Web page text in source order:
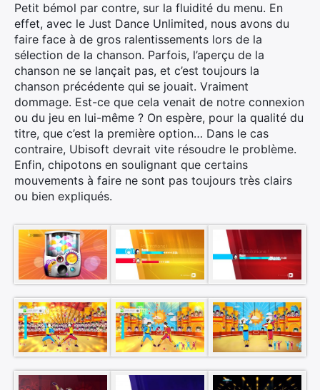
Petit bémol par contre, sur la fluidité du menu. En
effet, avec le Just Dance Unlimited, nous avons du
faire face à de gros ralentissements lors de la
sélection de la chanson. Parfois, l’aperçu de la
chanson ne se lançait pas, et c’est toujours la
chanson précédente qui se jouait. Vraiment
dommage. Est-ce que cela venait de notre connexion
ou du jeu en lui-même ? On espère, pour la qualité du
titre, que c’est la première option… Dans le cas
contraire, Ubisoft devrait vite résoudre le problème.
Enfin, chipotons en soulignant que certains
mouvements à faire ne sont pas toujours très clairs
ou bien expliqués.